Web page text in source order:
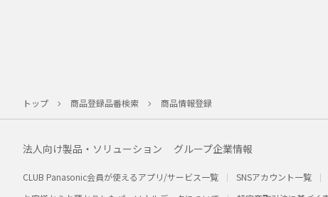
トップ 商品登録品番検索 商品情報登録
法人向け製品・ソリューション グループ企業情報
CLUB Panasonic会員が使えるアプリ/サービス一覧 SNSアカウント一覧